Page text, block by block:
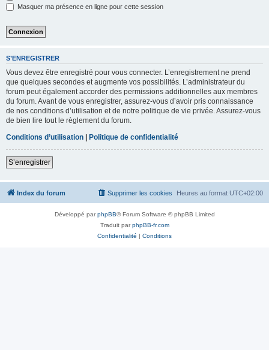
Masquer ma présence en ligne pour cette session
S’ENREGISTRER
Vous devez être enregistré pour vous connecter. L’enregistrement ne prend
que quelques secondes et augmente vos possibilités. L’administrateur du
forum peut également accorder des permissions additionnelles aux membres
du forum. Avant de vous enregistrer, assurez-vous d’avoir pris connaissance
de nos conditions d’utilisation et de notre politique de vie privée. Assurez-vous
de bien lire tout le règlement du forum.
Conditions d’utilisation | Politique de confidentialité
S’enregistrer
Index du forum Heures au format UTC+02:00
Supprimer les cookies
Développé parphpBB® Forum Software © phpBB Limited
Traduit parphpBB-fr.com
Confidentialité | Conditions